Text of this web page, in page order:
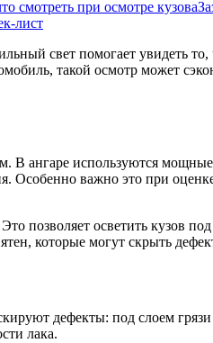
смотреть при осмотре кузова
лист
свет помогает увидеть
такой осмотр может
ангаре используются
Особенно важно это при
позволяет осветить кузов
которые могут скрыть
дефекты: под слоем
лака.